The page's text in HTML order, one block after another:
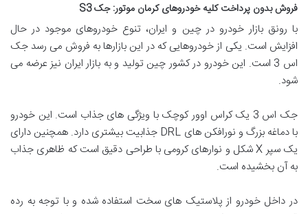
فروش بدون پرداخت کلیه خودروهای کرمان موتور: جک S3
با رونق بازار خودرو در چین و ایران، تنوع خودروهای موجود در حال
افزایش است. یکی از خودروهایی که در این بازارها به فروش می رسد جک
اس 3 است. این خودرو در کشور چین تولید و به بازار ایران نیز عرضه می
شود.
جک اس 3 یک کراس اوور کوچک با ویژگی های جذاب است. این خودرو
با دماغه بزرگ و نورافکن های DRL جذابیت بیشتری دارد. همچنین دارای
یک سپر X شکل و نوارهای کرومی با طراحی دقیق است که ظاهری جذاب
به آن بخشیده است.
در داخل خودرو از پلاستیک های سخت استفاده شده و با توجه به رده